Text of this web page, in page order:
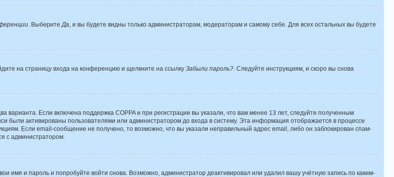
. ВыберитеДа, и вы будете видны только администраторам, модераторам и самому себе. Для всех остальных вы будете
на страницу входа на конференцию и щелкните на ссылку Забыли пароль?. Следуйте инструкциям, и скоро вы снова
Если включена поддержка COPPA и при регистрации вы указали, что вам менее 13 лет, следуйте полученным
были активированы пользователями или администратором до входа в систему. Эта информация отображается в процессе
Если email-сообщение не получено, то возможно, что вы указали неправильный адрес email, либо он заблокирован спам-
с администратором.
имя и пароль и попробуйте войти снова. Возможно, администратор деактивировал или удалил вашу учётную запись по каким-